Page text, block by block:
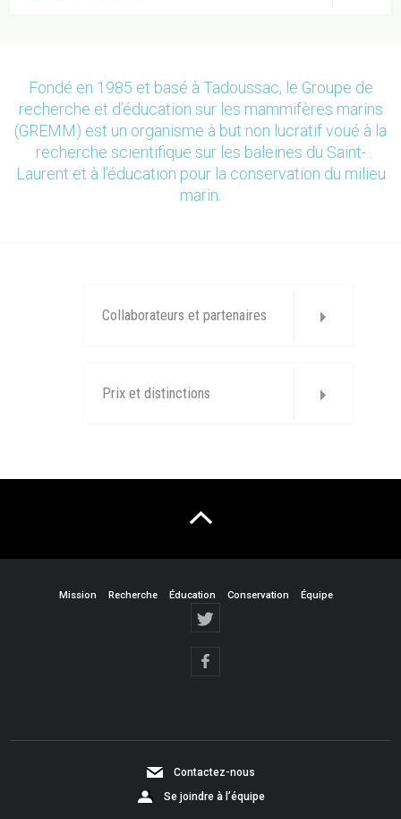
Fondé en 1985 et basé à Tadoussac, le Groupe de
recherche et d’éducation sur les mammifères marins
(GREMM) est un organisme à but non lucratif voué à la
recherche scientifique sur les baleines du Saint-
Laurent et à l’éducation pour la conservation du milieu
marin.
Collaborateurs et partenaires
Prix et distinctions
Mission Recherche Éducation Conservation Équipe
Contactez-nous
Se joindre à l’équipe